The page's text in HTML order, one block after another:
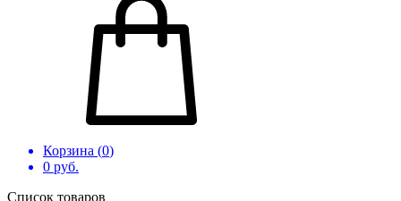
Корзина (0)
0 руб.
Список товаров